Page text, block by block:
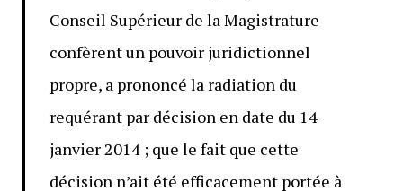
Conseil Supérieur de la Magistrature
confèrent un pouvoir juridictionnel
propre, a prononcé la radiation du
requérant par décision en date du 14
janvier 2014 ; que le fait que cette
décision n’ait été efficacement portée à